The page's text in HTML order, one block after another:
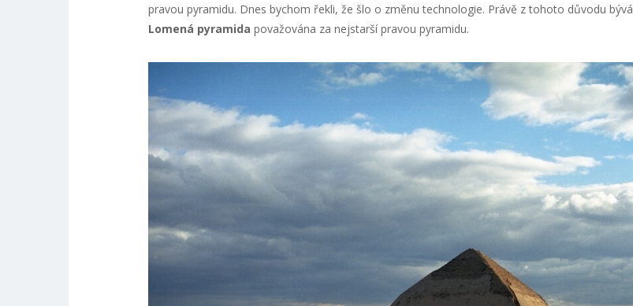
pravou pyramidu. Dnes bychom řekli, že šlo o změnu technologie. Právě z tohoto důvodu bývá
Lomená pyramida považována za nejstarší pravou pyramidu.